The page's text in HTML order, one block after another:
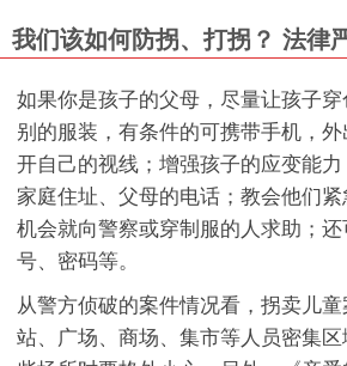
我们该如何防拐、打拐？ 法律
如果你是孩子的父母，尽量让孩子
别的服装，有条件的可携带手机，
开自己的视线；增强孩子的应变能
家庭住址、父母的电话；教会他们
机会就向警察或穿制服的人求助；
号、密码等。
从警方侦破的案件情况看，拐卖儿
站、广场、商场、集市等人员密集